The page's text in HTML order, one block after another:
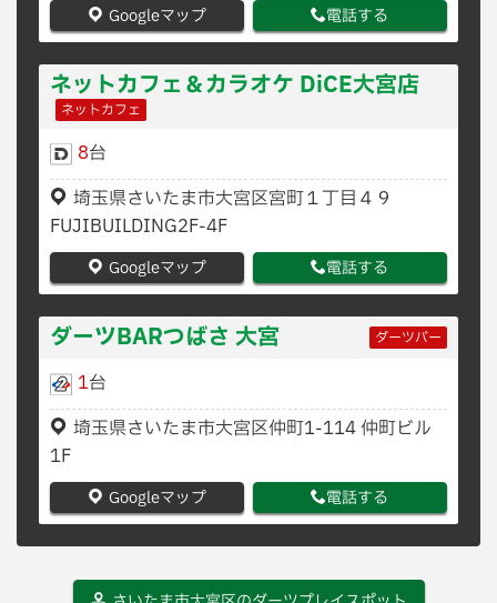
Googleマップ 電話する
ネットカフェ＆カラオケ DiCE大宮店
ネットカフェ
8台
埼玉県さいたま市大宮区宮町１丁目４９
FUJIBUILDING2F-4F
Googleマップ 電話する
ダーツBARつばさ 大宮 ダーツバー
1台
埼玉県さいたま市大宮区仲町1-114 仲町ビル
1F
Googleマップ 電話する